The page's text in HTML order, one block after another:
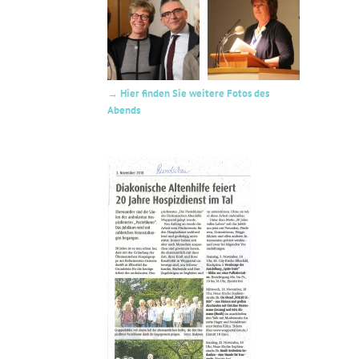
→ Hier finden Sie weitere Fotos des
Abends